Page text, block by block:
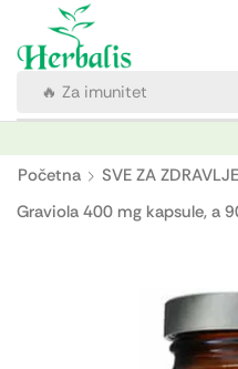
🔥 Vitamin C
Početna SVE ZA ZDRAVLJE
Graviola 400 mg kapsule, a